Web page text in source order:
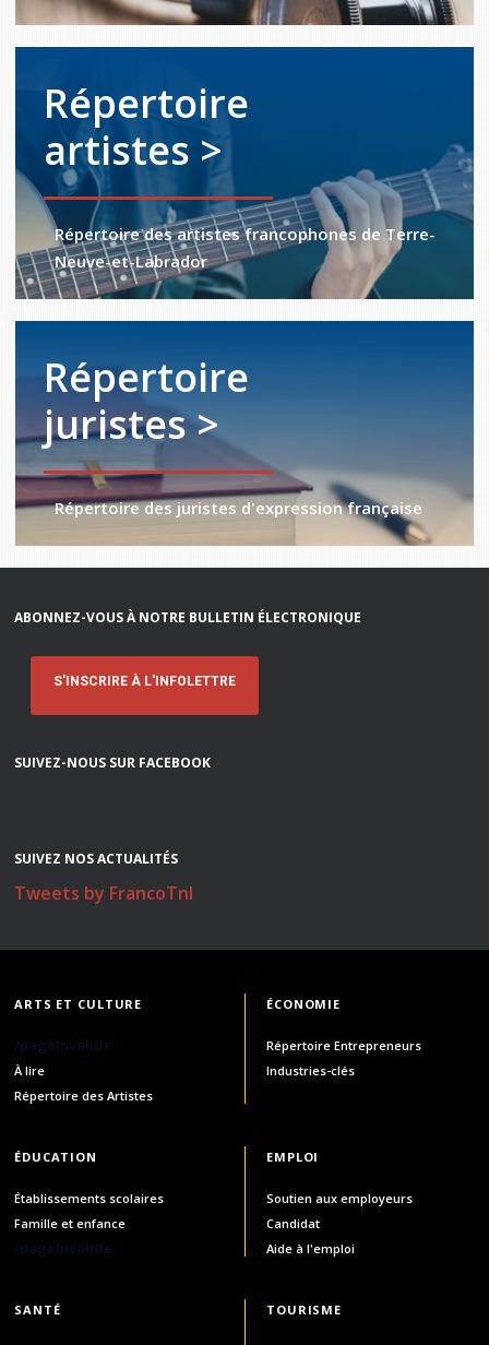
Répertoire
artistes >
Répertoire des artistes francophones de Terre-
Neuve-et-Labrador
Répertoire
juristes >
Répertoire des juristes d'expression française
ABONNEZ-VOUS À NOTRE BULLETIN ÉLECTRONIQUE
S'INSCRIRE À L'INFOLETTRE
SUIVEZ-NOUS SUR FACEBOOK
SUIVEZ NOS ACTUALITÉS
Tweets by FrancoTnl
ARTS ET CULTURE
/pageInvalide
À lire
Répertoire des Artistes
ÉCONOMIE
Répertoire Entrepreneurs
Industries-clés
ÉDUCATION
Établissements scolaires
Famille et enfance
/pageInvalide
EMPLOI
Soutien aux employeurs
Candidat
Aide à l'emploi
SANTÉ TOURISME